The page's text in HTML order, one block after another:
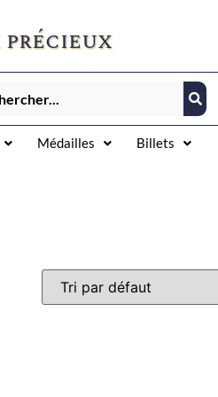
précieux
Médailles Billets